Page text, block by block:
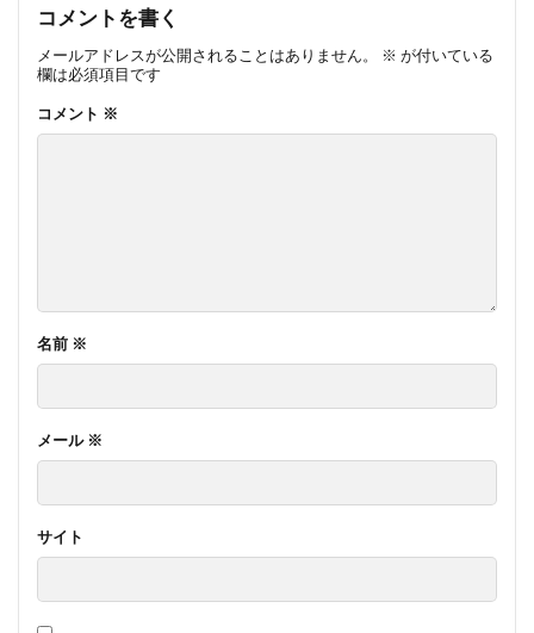
コメントを書く
メールアドレスが公開されることはありません。 ※ が付いている
欄は必須項目です
コメント ※
名前 ※
メール ※
サイト